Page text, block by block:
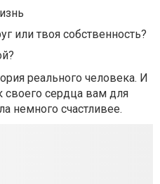
или твоя собственность?
реального человека. И
своего сердца вам для
немного счастливее.